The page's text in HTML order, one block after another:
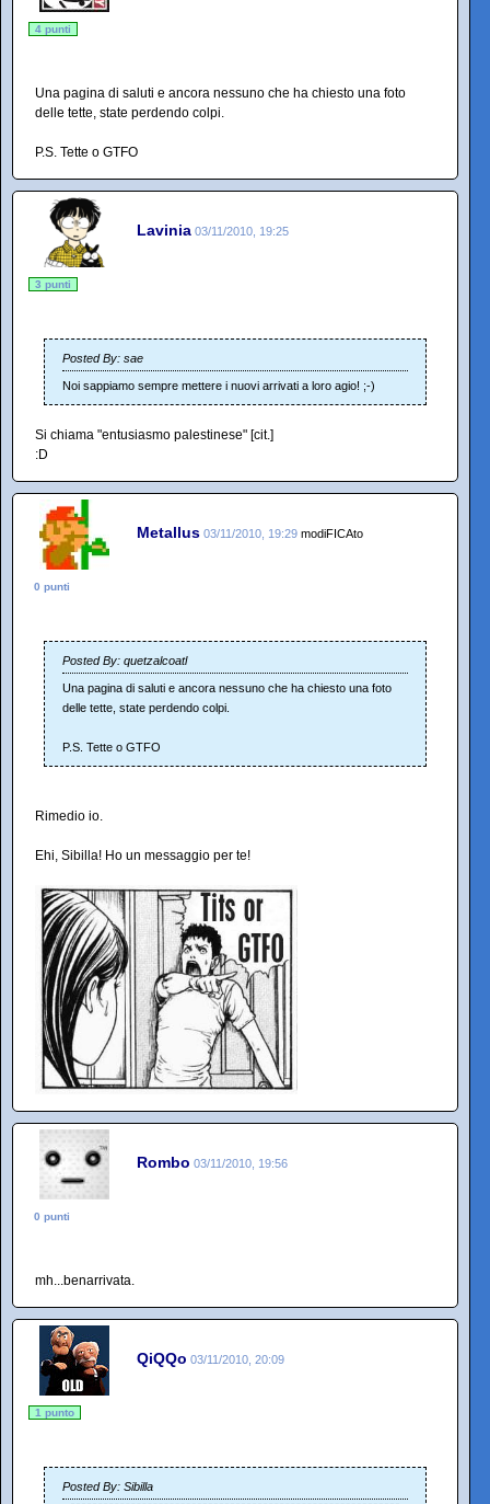
4 punti
Una pagina di saluti e ancora nessuno che ha chiesto una foto
delle tette, state perdendo colpi.
P.S. Tette o GTFO
Lavinia 03/11/2010, 19:25
3 punti
Posted By: sae
Noi sappiamo sempre mettere i nuovi arrivati a loro agio! ;-)
Si chiama "entusiasmo palestinese" [cit.]
:D
Metallus 03/11/2010, 19:29 modiFICAto
0 punti
Posted By: quetzalcoatl
Una pagina di saluti e ancora nessuno che ha chiesto una foto
delle tette, state perdendo colpi.
P.S. Tette o GTFO
Rimedio io.
Ehi, Sibilla! Ho un messaggio per te!
Rombo 03/11/2010, 19:56
0 punti
mh...benarrivata.
QiQQo 03/11/2010, 20:09
1 punto
Posted By: Sibilla